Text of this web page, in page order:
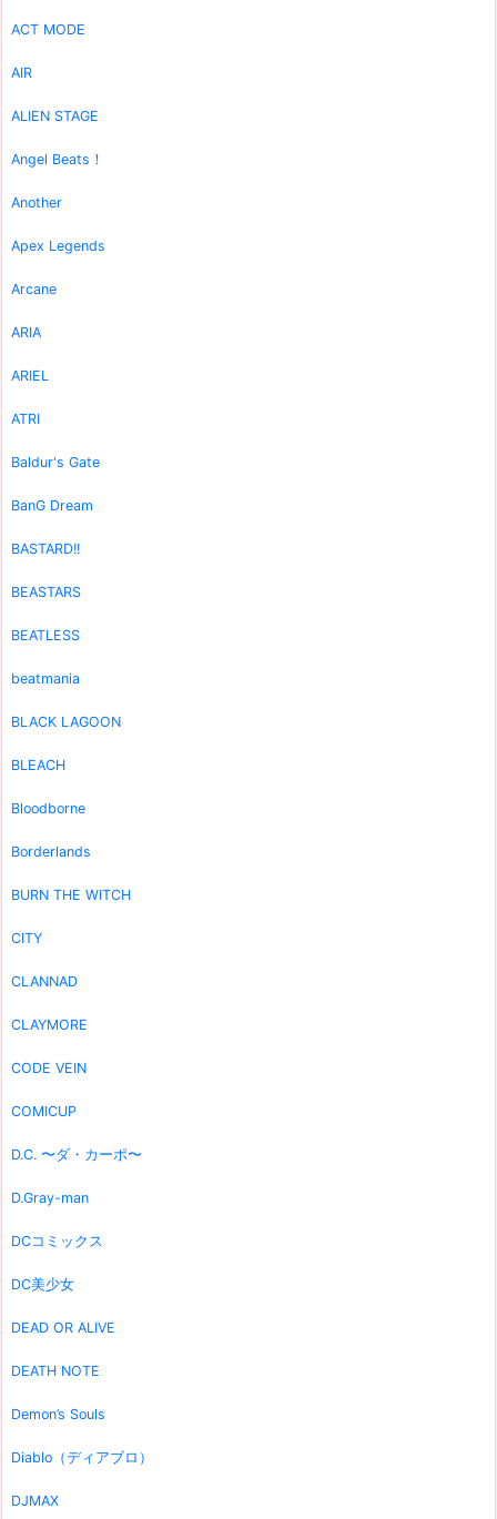
ACT MODE
AIR
ALIEN STAGE
Angel Beats！
Another
Apex Legends
Arcane
ARIA
ARIEL
ATRI
Baldur's Gate
BanG Dream
BASTARD!!
BEASTARS
BEATLESS
beatmania
BLACK LAGOON
BLEACH
Bloodborne
Borderlands
BURN THE WITCH
CITY
CLANNAD
CLAYMORE
CODE VEIN
COMICUP
D.C. 〜ダ・カーポ〜
D.Gray-man
DCコミックス
DC美少女
DEAD OR ALIVE
DEATH NOTE
Demon’s Souls
Diablo（ディアブロ）
DJMAX